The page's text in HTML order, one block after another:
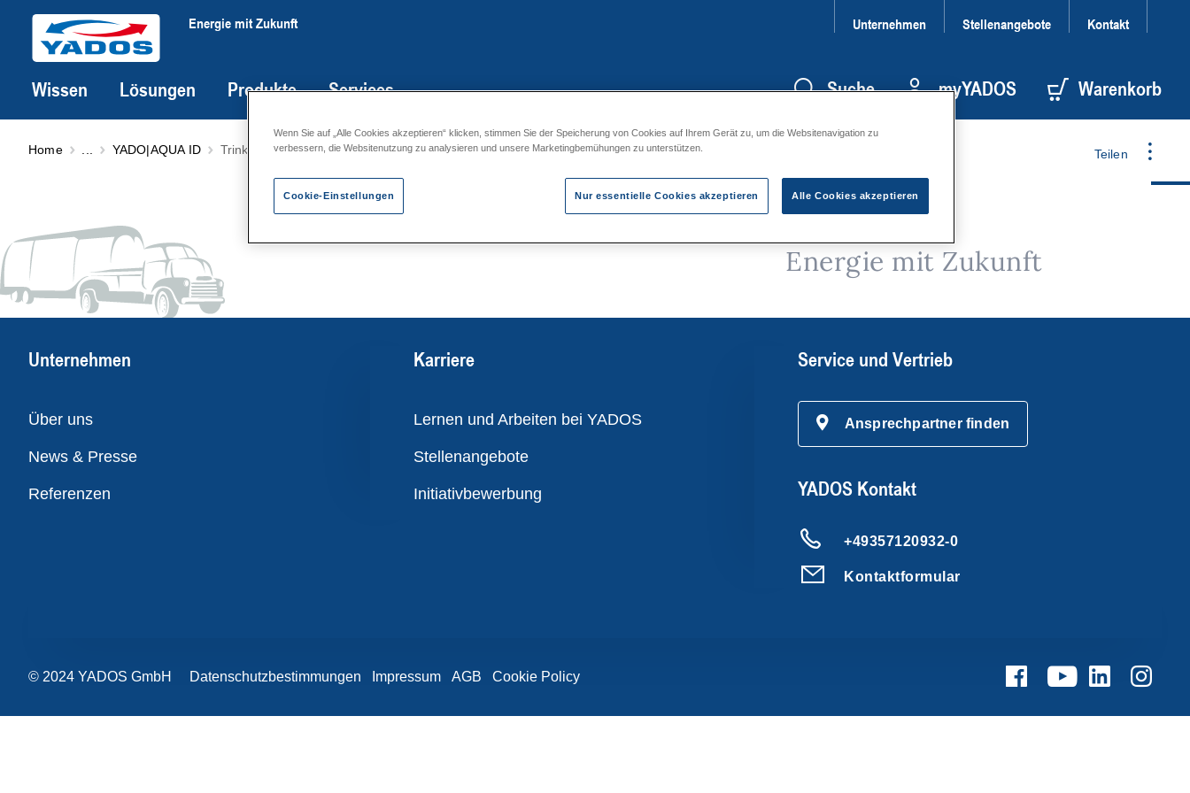
Energie mit Zukunft
Wissen Lösungen Produkte Services
Unternehmen Stellenangebote Kontakt
Suche myYADOS Warenkorb
Teilen
Home YADO|AQUA ID Trinkwassererwärmer ID-GA-F … Comfort
Energie mit Zukunft
Unternehmen
Übersicht
Über uns
News & Presse
Referenzen
Karriere
Übersicht
Lernen und Arbeiten bei YADOS
Stellenangebote
Initiativbewerbung
Service und Vertrieb
Ansprechpartner finden
YADOS Kontakt
+49357120932-0
Kontaktformular
© 2024 YADOS GmbH Datenschutzbestimmungen Impressum AGB Cookie Policy
Wenn Sie auf „Alle Cookies akzeptieren“ klicken, stimmen Sie der Speicherung von Cookies auf Ihrem Gerät zu, um die Websitenavigation zu
verbessern, die Websitenutzung zu analysieren und unsere Marketingbemühungen zu unterstützen.
Cookie-Einstellungen Nur essentielle Cookies akzeptieren Alle Cookies akzeptieren